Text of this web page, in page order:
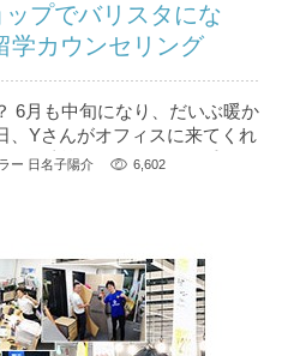
プでバリスタにな
学カウンセリング
6月も中旬になり、だいぶ暖か
、Yさんがオフィスに来てくれ
、以前関西ローカルの番組に
（どちらか...
ー 日名子陽介 6,602